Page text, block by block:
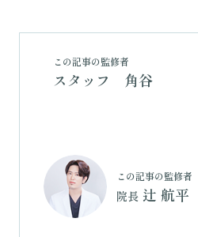
この記事の監修者
スタッフ 角谷
この記事の監修者
院長 辻 航平